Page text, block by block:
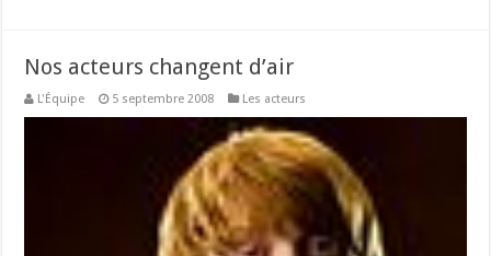
Nos acteurs changent d’air
L'Équipe 5 septembre 2008 Les acteurs